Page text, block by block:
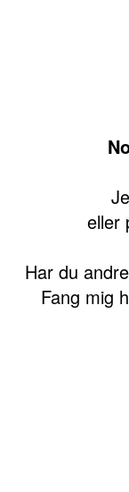
eller
Har du
Fang mig